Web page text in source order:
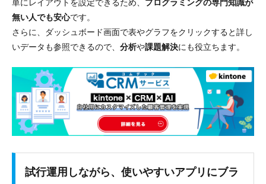
単にレイアウトを設定できるため、 プログラミングの専門知識が
無い人でも安心です。
さらに、
ダッシュボード画面で表やグラフをクリックすると詳し
いデータも参照できるので、 分析や課題解決にも役立ちます。
試行運用しながら、使いやすいアプリにブラ